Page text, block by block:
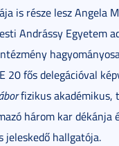
is része lesz Angela
Andrássy Egyetem
20 fős delegációval
fizikus akadémikus,
három kar dékánja
hallgatója.